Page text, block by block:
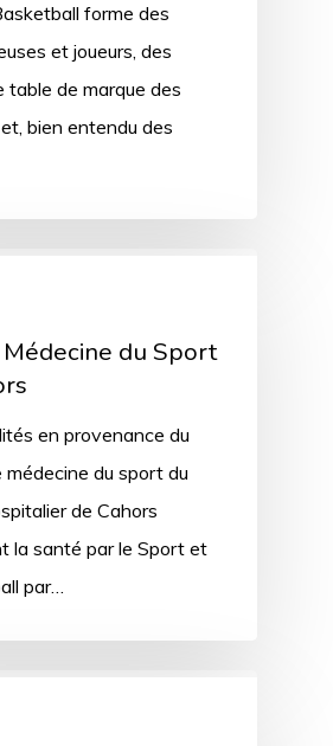
forme des
et joueurs, des
table de marque des
bien entendu des
du Sport
en provenance du
médecine du sport du
de Cahors
la santé par le Sport et
par…